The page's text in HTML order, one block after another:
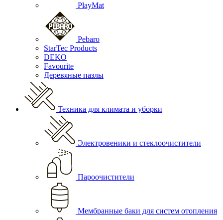
PlayMat
Pebaro
StarTec Products
DEKO
Favourite
Деревяные пазлы
Техника для климата и уборки
Электровеники и стеклоочистители
Пароочистители
Мембранные баки для систем отопления